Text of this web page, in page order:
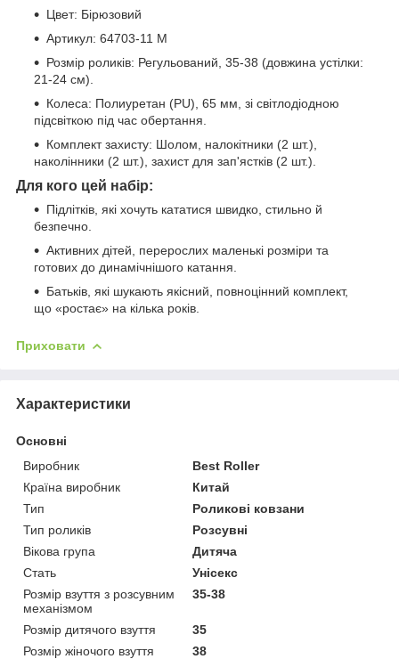
Цвет: Бірюзовий
Артикул: 64703-11 М
Розмір роликів: Регульований, 35-38 (довжина устілки:
21-24 см).
Колеса: Полиуретан (PU), 65 мм, зі світлодіодною
підсвіткою під час обертання
Комплект захисту: Шолом, налокітники (2 шт.),
наколінники (2 шт.), захист для зап'ястків (2 шт.).
Для кого цей набір:
Підлітків, які хочуть кататися швидко, стильно й
безпечно.
Активних дітей, перерослих маленькі розміри та
готових до динамічнішого катання.
Батьків, які шукають якісний, повноцінний комплект,
що «ростає» на кілька років.
Приховати
Характеристики
Основні
Виробник
Best Roller
Країна виробник
Китай
Тип
Роликові ковзани
Тип роликів
Розсувні
Вікова група
Дитяча
Стать
Унісекс
Розмір взуття з розсувним
механізмом
35-38
Розмір дитячого взуття
35
Розмір жіночого взуття
38